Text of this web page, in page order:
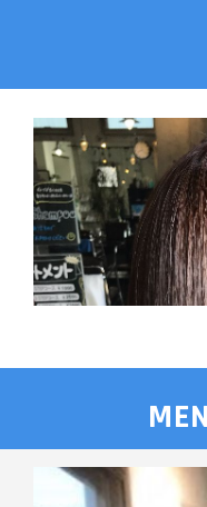
しっとり、おさまりがよ
を受けた髪に、栄養補